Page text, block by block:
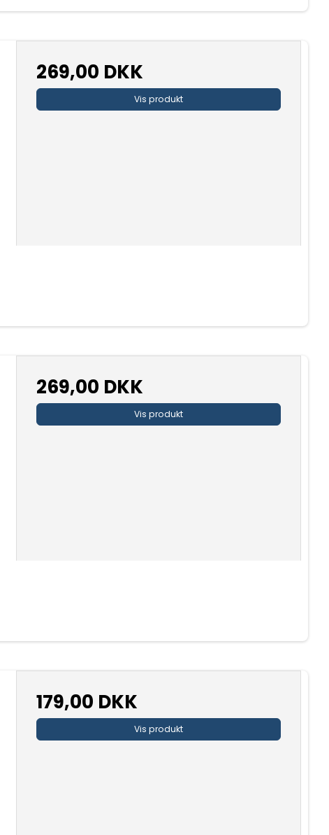
269,00 DKK
Vis produkt
269,00 DKK
Vis produkt
179,00 DKK
Vis produkt